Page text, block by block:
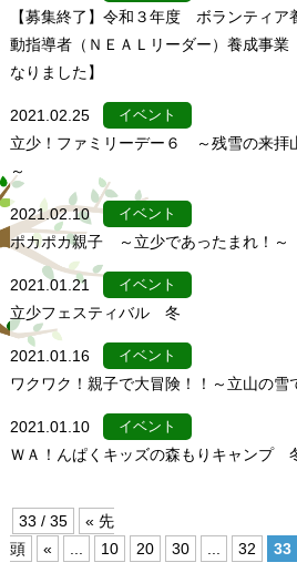
【募集終了】令和３年度 ボランティア
動指導者（ＮＥＡＬリーダー）養成事業
なりました】
2021.02.25 イベント
立少！ファミリーデー６ ～残雪の来拝
～
2021.02.10 イベント
ポカポカ親子 ～立少であったまれ！～
2021.01.21 イベント
立少フェスティバル 冬
2021.01.16 イベント
ワクワク！親子で大冒険！！～立山の雪
2021.01.10 イベント
ＷＡ！んぱくキッズの森もりキャン
33 / 35
« 先
頭
« ... 10 20 30 ... 32 33